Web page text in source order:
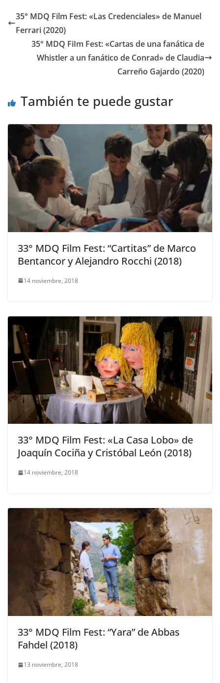
35° MDQ Film Fest: «Las Credenciales» de Manuel
Ferrari (2020)
35° MDQ FiIm Fest: «Cartas de una fanática de
Whistler a un fanático de Conrad» de Claudia
Carreño Gajardo (2020)
También te puede gustar
33° MDQ Film Fest: “Cartitas” de Marco
Bentancor y Alejandro Rocchi (2018)
14 noviembre, 2018
33° MDQ Film Fest: «La Casa Lobo» de
Joaquín Cociña y Cristóbal León (2018)
14 noviembre, 2018
33° MDQ Film Fest: “Yara” de Abbas
Fahdel (2018)
13 noviembre, 2018